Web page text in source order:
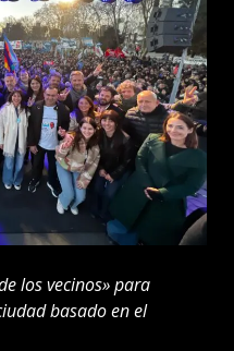
los vecinos» para
basado en el